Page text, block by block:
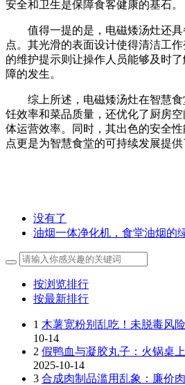
安全和卫生是保障食客健康的基石。
值得一提的是，电磁矮汤灶还
点。其光滑的表面设计使得清洁工
的维护提示则让操作人员能够及时
障的发生。
综上所述，电磁矮汤灶在智慧
饪效率和菜品质量，还优化了厨房
体运营效率。同时，其出色的安全
点更是为智慧食堂的可持续发展提供
没有了
油烟一体净化机，食堂油烟的
按浏览排行
按最新排行
1 木薯宽粉别乱吃！未脱毒风
10-14
2 假鸭血与凝胶丸子：火锅桌
2025-10-14
3 合成肉制品滥用乱象：廉价